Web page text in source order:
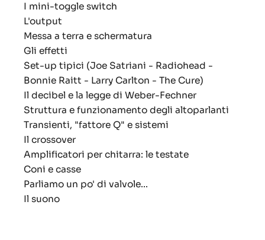
I mini-toggle switch
L'output
Messa a terra e schermatura
Gli effetti
Set-up tipici (Joe Satriani - Radiohead -
Bonnie Raitt - Larry Carlton - The Cure)
Il decibel e la legge di Weber-Fechner
Struttura e funzionamento degli altoparlanti
Transienti, "fattore Q" e sistemi
Il crossover
Amplificatori per chitarra: le testate
Coni e casse
Parliamo un po' di valvole...
Il suono